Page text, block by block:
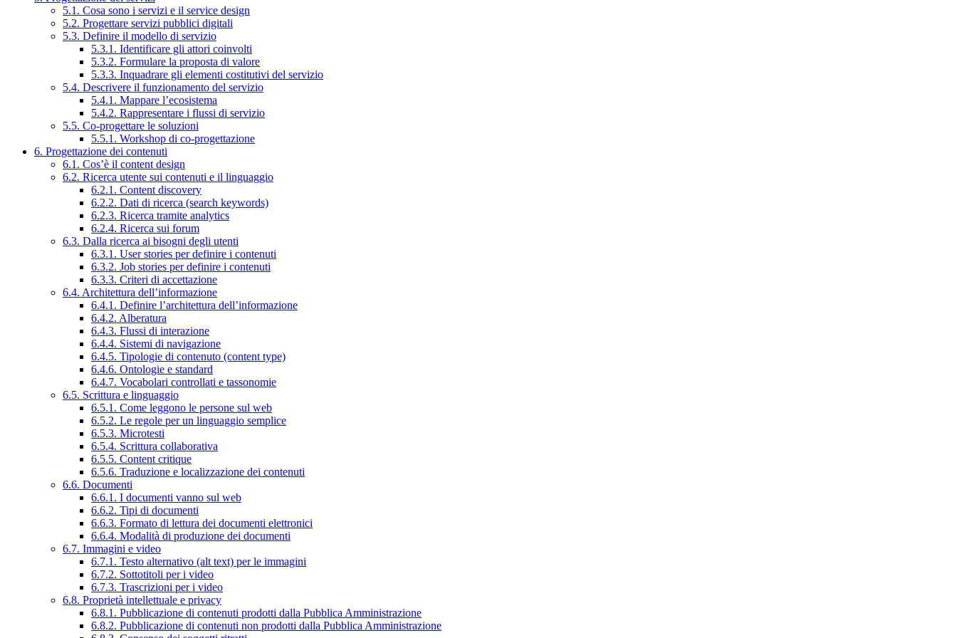
5.1. Cosa sono i servizi e il service design
5.2. Progettare servizi pubblici digitali
5.3. Definire il modello di servizio
5.3.1. Identificare gli attori coinvolti
5.3.2. Formulare la proposta di valore
5.3.3. Inquadrare gli elementi costitutivi del servizio
5.4. Descrivere il funzionamento del servizio
5.4.1. Mappare l’ecosistema
5.4.2. Rappresentare i flussi di servizio
5.5. Co-progettare le soluzioni
5.5.1. Workshop di co-progettazione
6. Progettazione dei contenuti
6.1. Cos’è il content design
6.2. Ricerca utente sui contenuti e il linguaggio
6.2.1. Content discovery
6.2.2. Dati di ricerca (search keywords)
6.2.3. Ricerca tramite analytics
6.2.4. Ricerca sui forum
6.3. Dalla ricerca ai bisogni degli utenti
6.3.1. User stories per definire i contenuti
6.3.2. Job stories per definire i contenuti
6.3.3. Criteri di accettazione
6.4. Architettura dell’informazione
6.4.1. Definire l’architettura dell’informazione
6.4.2. Alberatura
6.4.3. Flussi di interazione
6.4.4. Sistemi di navigazione
6.4.5. Tipologie di contenuto (content type)
6.4.6. Ontologie e standard
6.4.7. Vocabolari controllati e tassonomie
6.5. Scrittura e linguaggio
6.5.1. Come leggono le persone sul web
6.5.2. Le regole per un linguaggio semplice
6.5.3. Microtesti
6.5.4. Scrittura collaborativa
6.5.5. Content critique
6.5.6. Traduzione e localizzazione dei contenuti
6.6. Documenti
6.6.1. I documenti vanno sul web
6.6.2. Tipi di documenti
6.6.3. Formato di lettura dei documenti elettronici
6.6.4. Modalità di produzione dei documenti
6.7. Immagini e video
6.7.1. Testo alternativo (alt text) per le immagini
6.7.2. Sottotitoli per i video
6.7.3. Trascrizioni per i video
6.8. Proprietà intellettuale e privacy
6.8.1. Pubblicazione di contenuti prodotti dalla Pubblica Amministrazione
6.8.2. Pubblicazione di contenuti non prodotti dalla Pubblica Amministrazione